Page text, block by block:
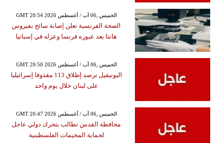
GMT 20:54 2026 الخميس ,06 آب / أغسطس
الصحة الفرنسية تعلن إصابة سائح بفيروس
هانتا بعد عبوره فرنسا وعزله في إسبانيا
GMT 20:50 2026 الخميس ,06 آب / أغسطس
اليونيفيل ترصد إطلاق 113 مقذوفا إسرائيليا
على لبنان خلال يوم واحد
GMT 20:47 2026 الخميس ,06 آب / أغسطس
محافظة القدس تطالب بتحرك دولي عاجل
لحماية المخيمات الفلسطينية